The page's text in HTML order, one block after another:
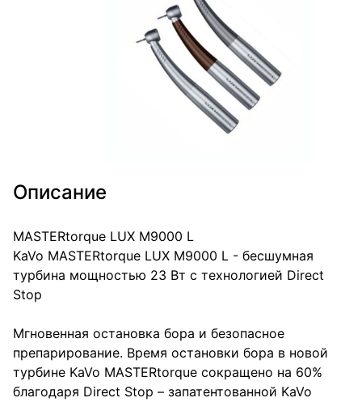
Описание
MASTERtorque LUX M9000 L
KaVo MASTERtorque LUX M9000 L - бесшумная
турбина мощностью 23 Вт с технологией Direct
Stop
Мгновенная остановка бора и безопасное
препарирование. Время остановки бора в новой
турбине KaVo MASTERtorque сокращено на 60%
благодаря Direct Stop – запатентованной KaVo